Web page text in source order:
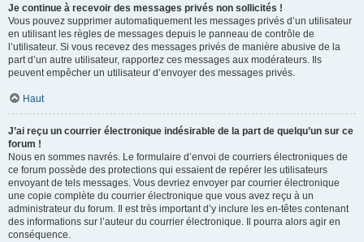
Je continue à recevoir des messages privés non sollicités !
Vous pouvez supprimer automatiquement les messages privés d’un utilisateur
en utilisant les règles de messages depuis le panneau de contrôle de
l’utilisateur. Si vous recevez des messages privés de manière abusive de la
part d’un autre utilisateur, rapportez ces messages aux modérateurs. Ils
peuvent empêcher un utilisateur d’envoyer des messages privés.
Haut
J’ai reçu un courrier électronique indésirable de la part de quelqu’un sur ce
forum !
Nous en sommes navrés. Le formulaire d’envoi de courriers électroniques de
ce forum possède des protections qui essaient de repérer les utilisateurs
envoyant de tels messages. Vous devriez envoyer par courrier électronique
une copie complète du courrier électronique que vous avez reçu à un
administrateur du forum. Il est très important d’y inclure les en-têtes contenant
des informations sur l’auteur du courrier électronique. Il pourra alors agir en
conséquence.